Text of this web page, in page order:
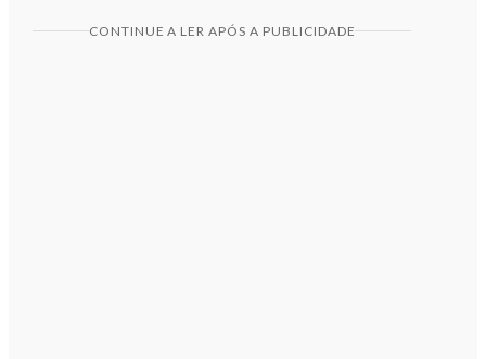
CONTINUE A LER APÓS A PUBLICIDADE